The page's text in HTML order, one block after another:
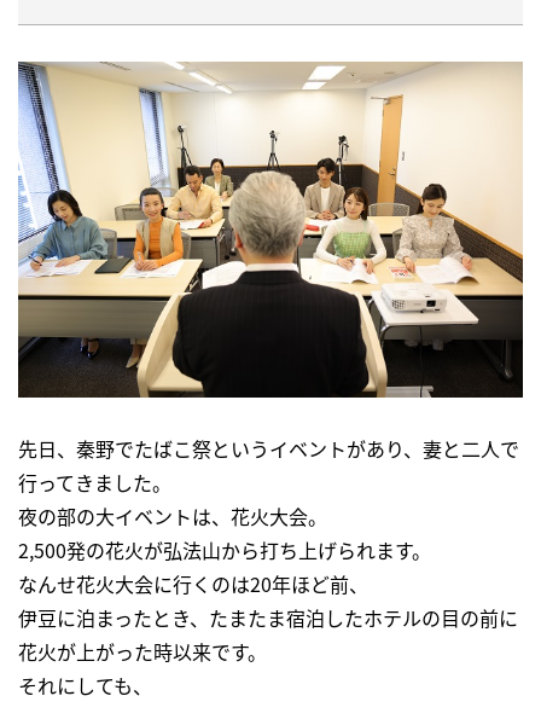
先日、秦野でたばこ祭というイベントがあり、妻と二人で
行ってきました。
夜の部の大イベントは、花火大会。
2,500発の花火が弘法山から打ち上げられます。
なんせ花火大会に行くのは20年ほど前、
伊豆に泊まったとき、たまたま宿泊したホテルの目の前に
花火が上がった時以来です。
それにしても、